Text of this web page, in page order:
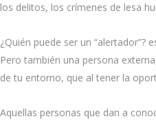
los delitos, los crímenes de lesa
¿Quién puede ser un
Pero también una persona
de tu entorno, que al tener la
Aquellas personas que dan a